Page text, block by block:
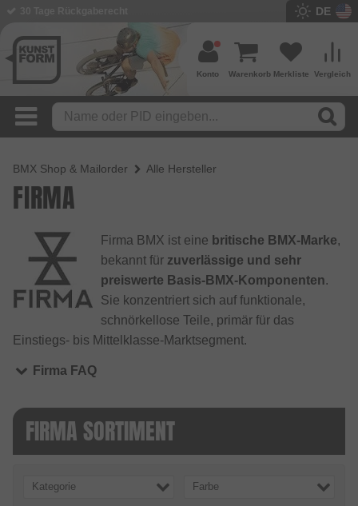
DE
Vergleich
Merkliste
Warenkorb
Konto
BMX Shop & Mailorder Alle Hersteller
FIRMA
Firma BMX ist eine britische BMX-Marke,
bekannt für zuverlässige und sehr
preiswerte Basis-BMX-Komponenten.
Sie konzentriert sich auf funktionale,
schnörkellose Teile, primär für das
Einstiegs- bis Mittelklasse-Marktsegment.
Firma FAQ
FIRMA SORTIMENT
Kategorie Farbe